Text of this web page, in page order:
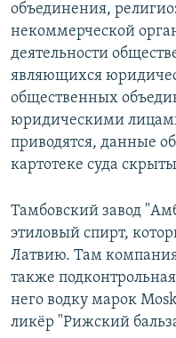
объединения,
некоммерческой
деятельности
являющихся
общественных
юридическими
приводятся, данные
картотеке суда
Тамбовский завод
этиловый спирт,
Латвию. Там
также
него водку марок
ликёр "Рижский